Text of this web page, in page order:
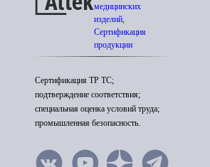
медицинских
изделий,
Сертификация
продукции
Сертификация ТР ТС;
подтверждение соответствия;
специальная оценка условий труда;
промышленная безопасность.